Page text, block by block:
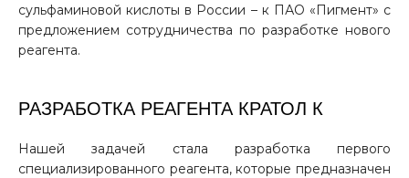
сульфаминовой кислоты в России – к ПАО «Пигмент» с
предложением сотрудничества по разработке нового
реагента.
РАЗРАБОТКА РЕАГЕНТА КРАТОЛ К
Нашей задачей стала разработка первого
специализированного реагента, которые предназначен